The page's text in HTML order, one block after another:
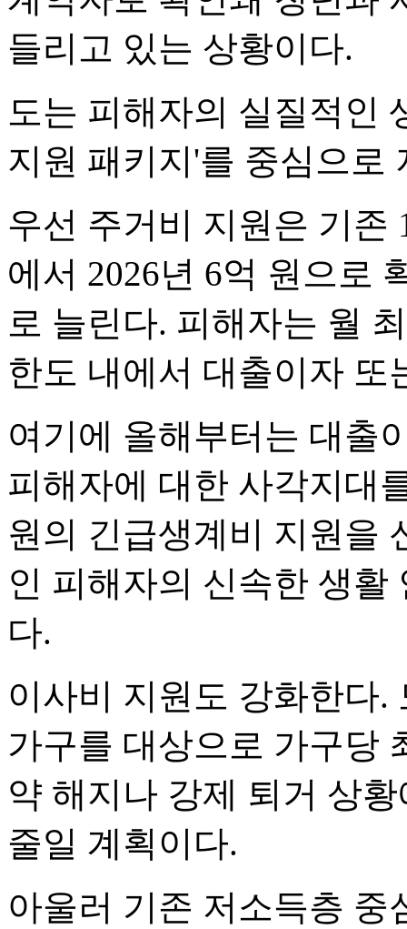
들리고 있는 상황이다.
도는 피해자의 실질적인
지원 패키지'를 중심으로
우선 주거비 지원은 기존
에서 2026년 6억 원으로
로 늘린다. 피해자는 월
한도 내에서 대출이자 또
여기에 올해부터는 대출
피해자에 대한 사각지대
원의 긴급생계비 지원을
인 피해자의 신속한 생
다.
이사비 지원도 강화한다.
가구를 대상으로 가구당
약 해지나 강제 퇴거 상
줄일 계획이다.
아울러 기존 저소득층